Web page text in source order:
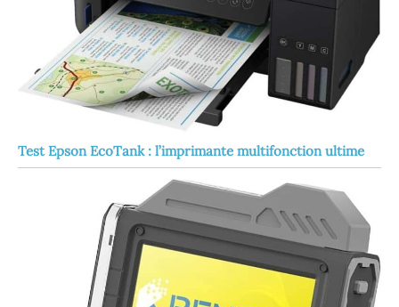
Test Epson EcoTank : l’imprimante multifonction ultime